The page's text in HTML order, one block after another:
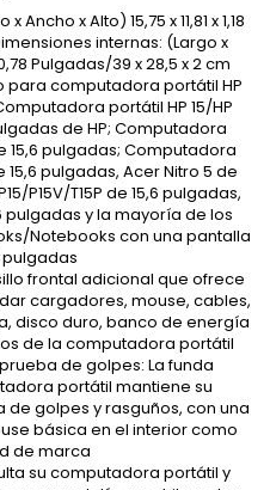
x Alto) 15,75 x 11,81 x 1,18
internas: (Largo x
Pulgadas/39 x 28,5 x 2 cm
computadora portátil HP
portátil HP 15/HP
de HP; Computadora
15,6 pulgadas; Computadora
pulgadas, Acer Nitro 5 de
P15V/T15P de 15,6 pulgadas,
pulgadas y la mayoría de los
Notebooks con una pantalla
pulgadas
frontal adicional que ofrece
cargadores, mouse, cables,
disco duro, banco de energía
de la computadora portátil
de golpes: La funda
portátil mantiene su
golpes y rasguños, con una
básica en el interior como
de marca
su computadora portátil y